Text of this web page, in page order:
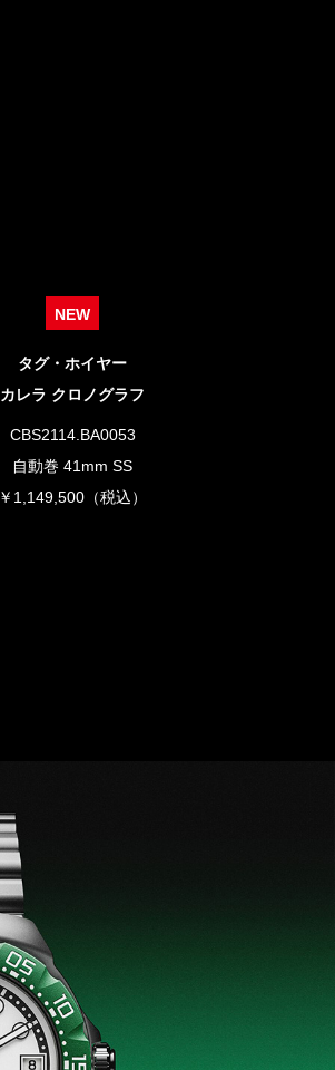
NEW
タグ・ホイヤー
カレラ クロノグラフ
CBS2114.BA0053
自動巻 41mm SS
￥1,149,500（税込）